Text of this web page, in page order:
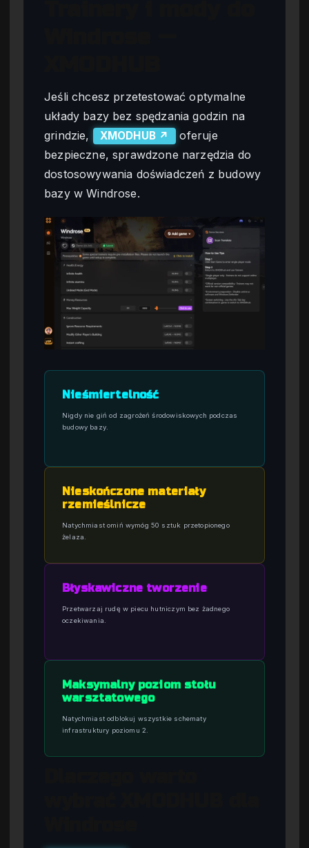
Jeśli chcesz przetestować optymalne
układy bazy bez spędzania godzin na
grindzie,
XMODHUB ↗
oferuje
bezpieczne, sprawdzone narzędzia do
dostosowywania doświadczeń z budowy
bazy w Windrose.
Nieśmiertelność
Nigdy nie giń od zagrożeń środowiskowych podczas
budowy bazy.
Nieskończone materiały
rzemieślnicze
Natychmiast omiń wymóg 50 sztuk przetopionego
żelaza.
Błyskawiczne tworzenie
Przetwarzaj rudę w piecu hutniczym bez żadnego
oczekiwania.
Maksymalny poziom stołu
warsztatowego
Natychmiast odblokuj wszystkie schematy
infrastruktury poziomu 2.